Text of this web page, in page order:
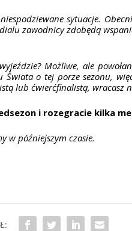
sytuacje.
zawodnicy zdobędą
Możliwe, ale
o tej porze sezonu,
lub ćwierćfinalistą,
i rozegracie kilka
w późniejszym czasie.